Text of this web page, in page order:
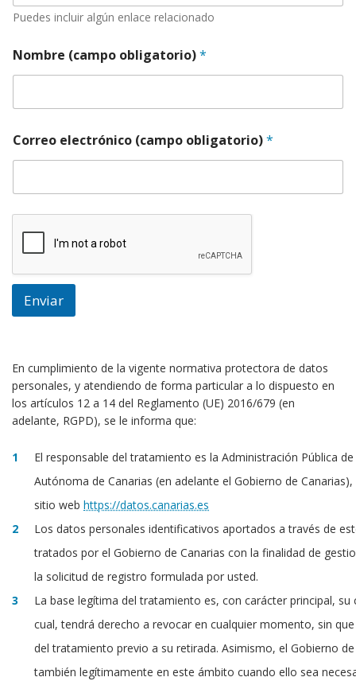
Puedes incluir algún enlace relacionado
Nombre (campo obligatorio)*
Correo electrónico (campo obligatorio)*
Enviar
En cumplimiento de la vigente normativa protectora de datos
personales, y atendiendo de forma particular a lo dispuesto en
los artículos 12 a 14 del Reglamento (UE) 2016/679 (en
adelante, RGPD), se le informa que:
El responsable del tratamiento es la Administración Pública
Autónoma de Canarias (en adelante el Gobierno de
sitio web https://datos.canarias.es
Los datos personales identificativos aportados a través de
tratados por el Gobierno de Canarias con la finalidad de
la solicitud de registro formulada por usted.
La base legítima del tratamiento es, con carácter principal,
cual, tendrá derecho a revocar en cualquier momento, sin
del tratamiento previo a su retirada. Asimismo, el Gobierno
también legítimamente en este ámbito cuando ello sea